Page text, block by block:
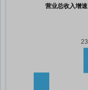
营业总收入增速